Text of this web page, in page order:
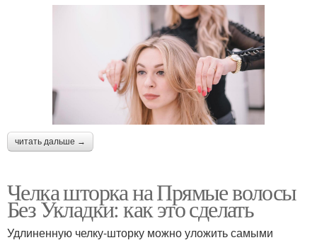
читать дальше →
Челка шторка на Прямые волосы
Без Укладки: как это сделать
Удлиненную челку-шторку можно уложить самыми